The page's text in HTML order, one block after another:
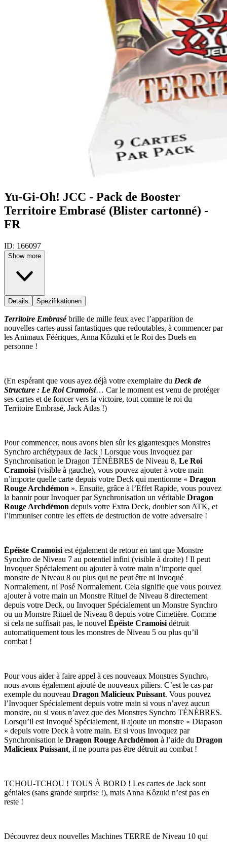
Yu-Gi-Oh! JCC - Pack de Booster
Territoire Embrasé (Blister cartonné) -
FR
ID: 166097
Show more
Details Spezifikationen
Territoire Embrasébrille de mille feux avec l’apparition de
nouvelles cartes aussi fantastiques que redoutables, à commencer par
les Animaux Féériques, Anna Kôzuki et le Roi des Duels en
personne !
(En espérant que vous ayez déjà votre exemplaire du Deck de
Structure : Le Roi Cramoisi… Car le moment est venu de protéger
ses cartes et de foncer vers la victoire, tout comme le roi du
Territoire Embrasé, Jack Atlas !)
Pour commencer, nous avons bien sûr les gigantesques Monstres
Synchro archétypaux de Jack ! Lorsque vous Invoquez par
Synchronisation le Dragon TÉNÈBRES de Niveau 8, Le Roi
Cramoisi (visible à gauche), vous pouvez ajouter à votre main
n’importe quelle carte depuis votre Deck qui mentionne « Dragon
Rouge Archdémon ». Ensuite, grâce à l’Effet Rapide, vous pouvez
la bannir pour Invoquer par Synchronisation un véritable Dragon
Rouge Archdémon depuis votre Extra Deck, doubler son ATK, et
l’immuniser contre les effets de destruction de votre adversaire !
Épéiste Cramoisi est également de retour en tant que Monstre
Synchro de Niveau 7 au potentiel infini (visible à droite) ! Il peut
Invoquer Spécialement ou ajouter à votre main n’importe quel
monstre de Niveau 8 ou plus qui ne peut être ni Invoqué
Normalement, ni Posé Normalement. Cela signifie que vous pouvez
ajouter à votre main un Monstre Rituel de Niveau 8 directement
depuis votre Deck, ou Invoquer Spécialement un Monstre Synchro
ou un Monstre Rituel de Niveau 8 depuis votre Cimetière. Comme
si cela ne suffisait pas, le nouvel Épéiste Cramoisi détruit
automatiquement tous les monstres de Niveau 5 ou plus qu’il
combat !
Pour vous aider à faire appel à ces nouveaux Monstres Synchro,
nous avons également ajouté de nouveaux piliers. C’est le cas par
exemple du nouveau Dragon Malicieux Puissant. Vous pouvez
l’Invoquer Spécialement depuis votre main si vous n’avez aucun
monstre, ou si vous n’avez que des Monstres Synchro TÉNÈBRES.
Lorsqu’il est Invoqué Spécialement, il ajoute un monstre « Diapason
» depuis votre Deck à votre main. Et si vous Invoquez par
Synchronisation le Dragon Rouge Archdémon à l’aide du Dragon
Malicieux Puissant, il ne pourra pas être détruit au combat !
TCHOU-TCHOU ! TOUS À BORD ! Les cartes de Jack sont
géniales (sans grande surprise !), mais Anna Kôzuki n’est pas en
reste !
Découvrez deux nouvelles Machines TERRE de Niveau 10 qui